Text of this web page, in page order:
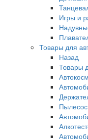
Игры и
Товары для
Назад
Товары